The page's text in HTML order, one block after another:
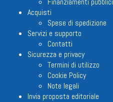
Acquisti
Spese di spedizione
Servizi e supporto
Contatti
Sicurezza e privacy
Termini di utilizzo
Cookie Policy
Note legali
Invia proposta editoriale